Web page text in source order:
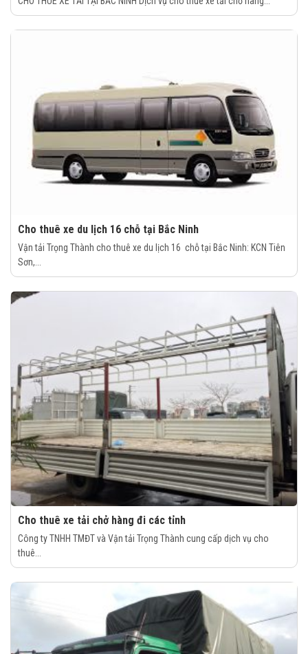
Cho thuê xe du lịch 16 chỗ tại Bắc Ninh
Vận tải Trọng Thành cho thuê xe du lịch 16 chỗ tại Bắc Ninh: KCN Tiên
Sơn,...
Cho thuê xe tải chở hàng đi các tỉnh
Công ty TNHH TMĐT và Vận tải Trọng Thành cung cấp dịch vụ cho
thuê...